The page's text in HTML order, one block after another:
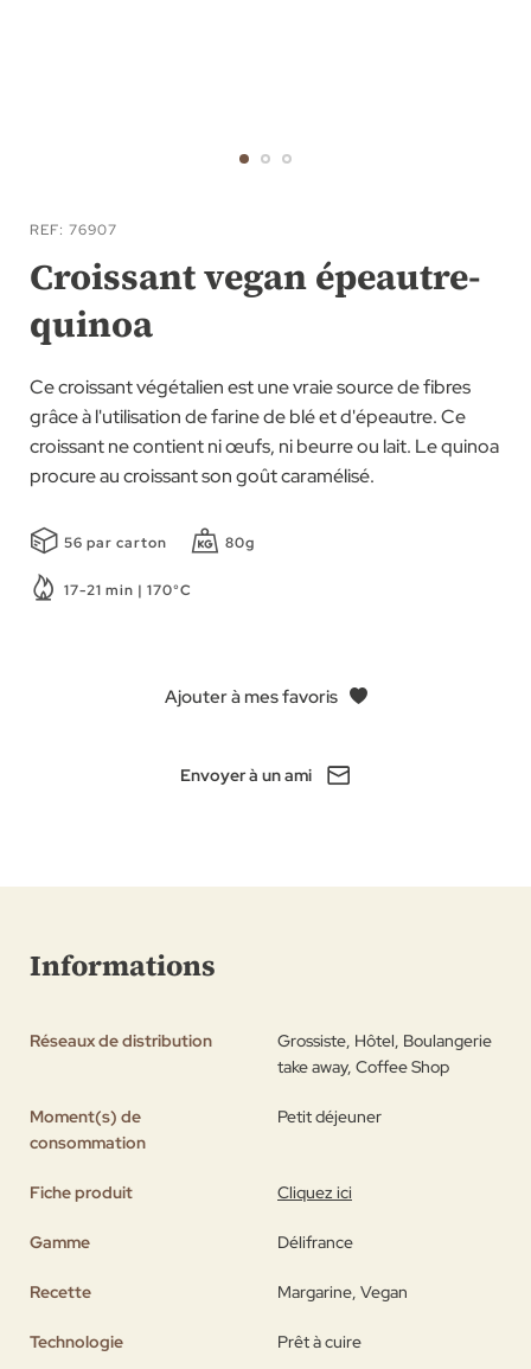
to
the
beginning
of
the
images
gallery
REF 76907
Croissant vegan épeautre-
quinoa
Ce croissant végétalien est une vraie source de fibres
grâce à l'utilisation de farine de blé et d'épeautre. Ce
croissant ne contient ni œufs, ni beurre ou lait. Le quinoa
procure au croissant son goût caramélisé.
56 par carton 80g
17-21 min | 170°C
Ajouter à mes favoris
Envoyer à un ami
Informations
Réseaux de distribution
Grossiste, Hôtel, Boulangerie
take away, Coffee Shop
Moment(s) de
consommation
Petit déjeuner
Fiche produit Cliquez ici
Gamme Délifrance
Recette Margarine, Vegan
Technologie Prêt à cuire